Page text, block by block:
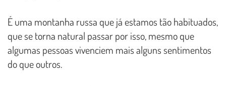
É uma montanha russa que já estamos tão habituados,
que se torna natural passar por isso, mesmo que
algumas pessoas vivenciem mais alguns sentimentos
do que outros.